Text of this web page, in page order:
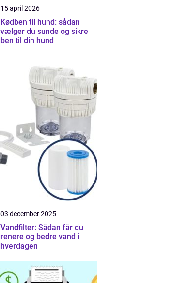
15 april 2026
Kødben til hund: sådan
vælger du sunde og sikre
ben til din hund
03 december 2025
Vandfilter: Sådan får du
renere og bedre vand i
hverdagen